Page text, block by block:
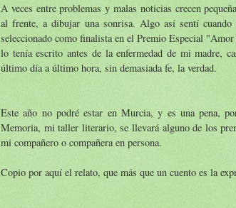
A veces entre problemas y malas noticias crecen
al frente, a dibujar una sonrisa. Algo así sentí
seleccionado como finalista en el Premio Especial
lo tenía escrito antes de la enfermedad de mi madre,
último día a último hora, sin demasiada fe, la verdad.
Este año no podré estar en Murcia, y es una pena,
Memoria, mi taller literario, se llevará alguno de los
mi compañero o compañera en persona.
Copio por aquí el relato, que más que un cuento es la